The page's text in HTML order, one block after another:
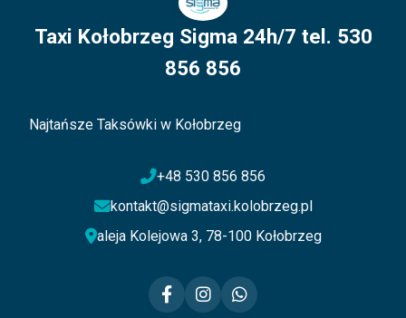
Taxi Kołobrzeg Sigma 24h/7 tel. 530
856 856
Najtańsze Taksówki w Kołobrzeg
+48 530 856 856
kontakt@sigmataxi.kolobrzeg.pl
aleja Kolejowa 3, 78-100 Kołobrzeg